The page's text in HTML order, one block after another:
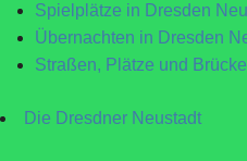
Spielplätze in Dresden
Übernachten in Dresden
Straßen, Plätze und
Die Dresdner Neustadt